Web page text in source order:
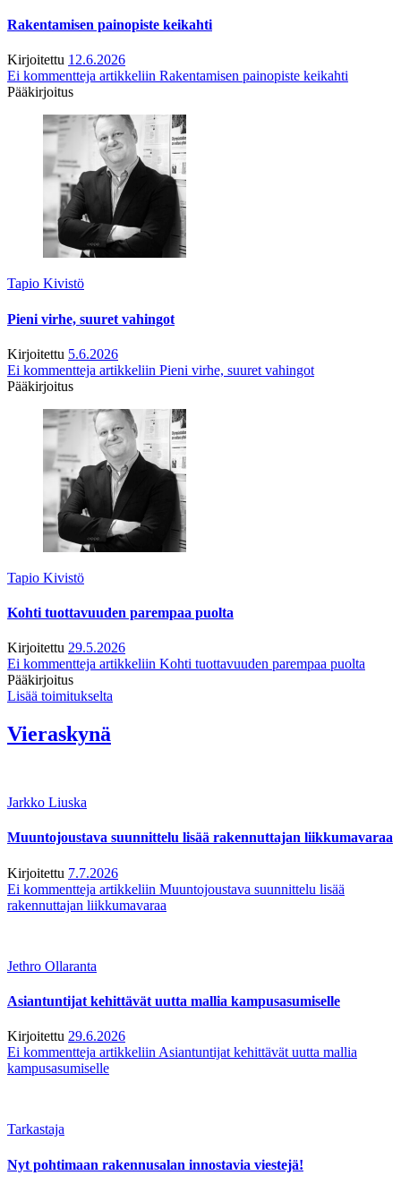
Rakentamisen painopiste keikahti
Kirjoitettu 12.6.2026
Ei kommentteja artikkeliin Rakentamisen painopiste keikahti
Pääkirjoitus
Tapio Kivistö
Pieni virhe, suuret vahingot
Kirjoitettu 5.6.2026
Ei kommentteja artikkeliin Pieni virhe, suuret vahingot
Pääkirjoitus
Tapio Kivistö
Kohti tuottavuuden parempaa puolta
Kirjoitettu 29.5.2026
Ei kommentteja artikkeliin Kohti tuottavuuden parempaa puolta
Pääkirjoitus
Lisää toimitukselta
Vieraskynä
Jarkko Liuska
Muuntojoustava suunnittelu lisää rakennuttajan liikkumavaraa
Kirjoitettu 7.7.2026
Ei kommentteja artikkeliin Muuntojoustava suunnittelu lisää
rakennuttajan liikkumavaraa
Jethro Ollaranta
Asiantuntijat kehittävät uutta mallia kampusasumiselle
Kirjoitettu 29.6.2026
Ei kommentteja artikkeliin Asiantuntijat kehittävät uutta mallia
kampusasumiselle
Tarkastaja
Nyt pohtimaan rakennusalan innostavia viestejä!